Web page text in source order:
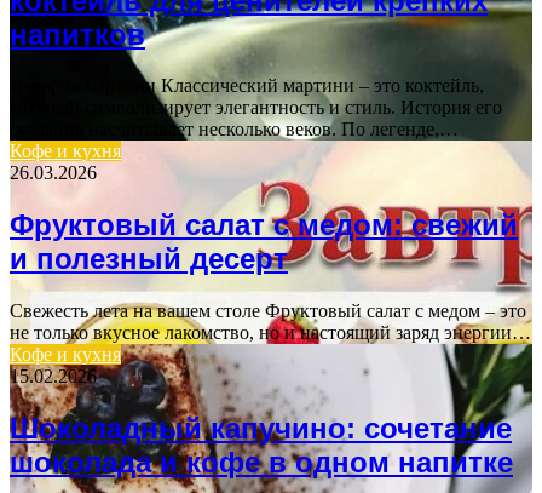
напитков
История мартини Классический мартини – это коктейль,
который символизирует элегантность и стиль. История его
создания насчитывает несколько веков. По легенде,…
Кофе и кухня
26.03.2026
Фруктовый салат с медом: свежий
и полезный десерт
Свежесть лета на вашем столе Фруктовый салат с медом – это
не только вкусное лакомство, но и настоящий заряд энергии…
Кофе и кухня
15.02.2026
Шоколадный капучино: сочетание
шоколада и кофе в одном напитке